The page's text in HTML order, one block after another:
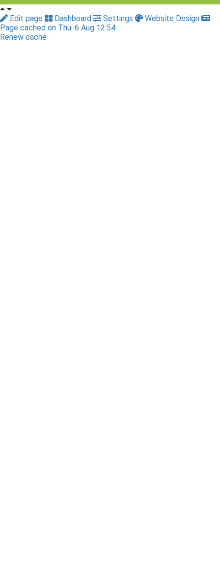
Edit page Dashboard Settings
Website Design
Page cached on Thu. 6 Aug 12:54
Renew cache